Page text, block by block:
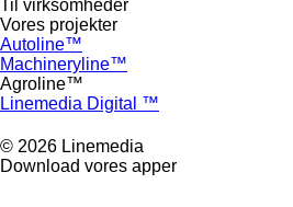
Til virksomheder
Vores projekter
Autoline™
Machineryline™
Agroline™
Linemedia Digital ™
© 2026 Linemedia
Download vores apper